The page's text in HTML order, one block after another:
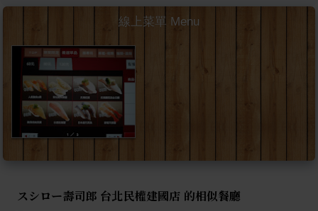
線上菜單 Menu
スシロー壽司郎 台北民權建國店 的相似餐廳